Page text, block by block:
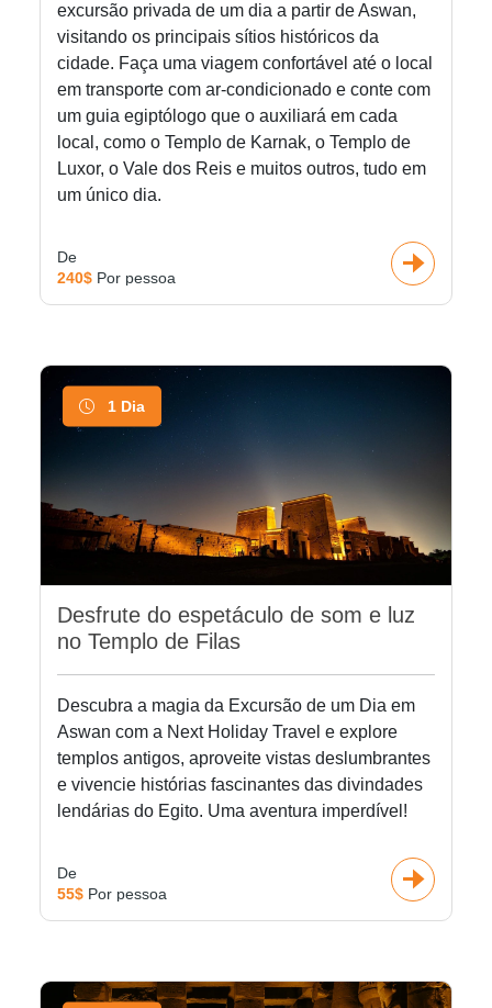
excursão privada de um dia a partir de Aswan,
visitando os principais sítios históricos da
cidade. Faça uma viagem confortável até o local
em transporte com ar-condicionado e conte com
um guia egiptólogo que o auxiliará em cada
local, como o Templo de Karnak, o Templo de
Luxor, o Vale dos Reis e muitos outros, tudo em
um único dia.
De
240$ Por pessoa
1 Dia
Desfrute do espetáculo de som e luz
no Templo de Filas
Descubra a magia da Excursão de um Dia em
Aswan com a Next Holiday Travel e explore
templos antigos, aproveite vistas deslumbrantes
e vivencie histórias fascinantes das divindades
lendárias do Egito. Uma aventura imperdível!
De
55$ Por pessoa